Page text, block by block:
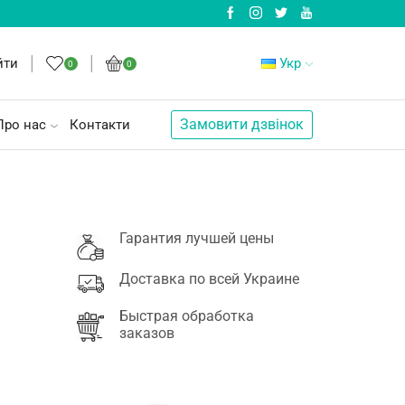
0 0 Укр
нас Контакти Замовити дзвінок
Гарантия лучшей цены
Доставка по всей Украине
Быстрая обработка
заказов